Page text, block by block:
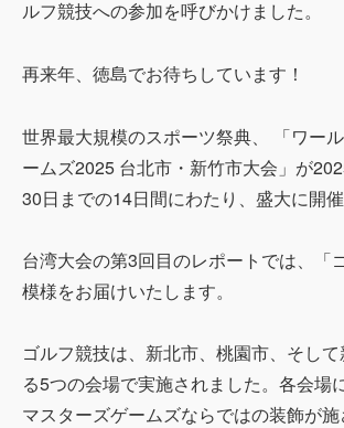
ルフ競技への参加を呼びかけました。
再来年、徳島でお待ちしています！
世界最大規模のスポーツ祭典、 「ワー
ームズ2025 台北市・新竹市大会」が
30日までの14日間にわたり、盛大に開催
台湾大会の第3回目のレポートでは、「
模様をお届けいたします。
ゴルフ競技は、新北市、桃園市、そし
る5つの会場で実施されました。各会場
マスターズゲームズならではの装飾が